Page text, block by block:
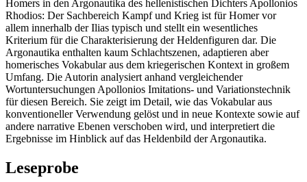
Homers in den Argonautika des hellenistischen Dichters Apollonios
Rhodios: Der Sachbereich Kampf und Krieg ist für Homer vor
allem innerhalb der Ilias typisch und stellt ein wesentliches
Kriterium für die Charakterisierung der Heldenfiguren dar. Die
Argonautika enthalten kaum Schlachtszenen, adaptieren aber
homerisches Vokabular aus dem kriegerischen Kontext in großem
Umfang. Die Autorin analysiert anhand vergleichender
Wortuntersuchungen Apollonios Imitations- und Variationstechnik
für diesen Bereich. Sie zeigt im Detail, wie das Vokabular aus
konventioneller Verwendung gelöst und in neue Kontexte sowie auf
andere narrative Ebenen verschoben wird, und interpretiert die
Ergebnisse im Hinblick auf das Heldenbild der Argonautika.
Leseprobe